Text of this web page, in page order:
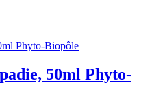
50ml Phyto-